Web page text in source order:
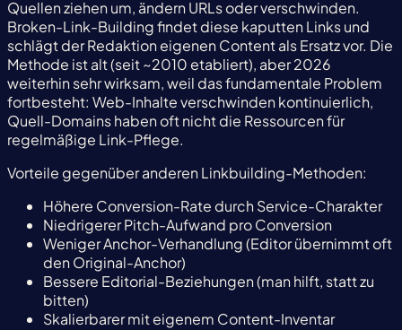
Quellen ziehen um, ändern URLs oder verschwinden.
Broken-Link-Building findet diese kaputten Links und
schlägt der Redaktion eigenen Content als Ersatz vor. Die
Methode ist alt (seit ~2010 etabliert), aber 2026
weiterhin sehr wirksam, weil das fundamentale Problem
fortbesteht: Web-Inhalte verschwinden kontinuierlich,
Quell-Domains haben oft nicht die Ressourcen für
regelmäßige Link-Pflege.
Vorteile gegenüber anderen Linkbuilding-Methoden:
Höhere Conversion-Rate durch Service-Charakter
Niedrigerer Pitch-Aufwand pro Conversion
Weniger Anchor-Verhandlung (Editor übernimmt oft
den Original-Anchor)
Bessere Editorial-Beziehungen (man hilft, statt zu
bitten)
Skalierbarer mit eigenem Content-Inventar